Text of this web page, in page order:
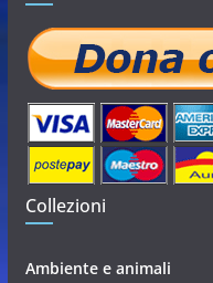
Collezioni
Ambiente e animali